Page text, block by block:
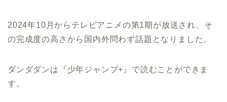
2024年10月からテレビアニメの第1期が放送され、そ
の完成度の高さから国内外問わず話題となりました。
ダンダダンは『少年ジャンプ+』で読むことができま
す。